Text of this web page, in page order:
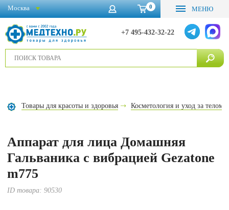
0 МЕНЮ
+7 495-432-32-22
Москва
Товары для красоты и здоровья Косметология и уход за телом
Аппарат для лица Домашняя
Гальваника с вибрацией Gezatone
m775
ID товара:90530